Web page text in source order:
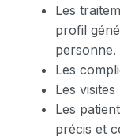
Les
profil
personne.
Les
Les
Les
précis et